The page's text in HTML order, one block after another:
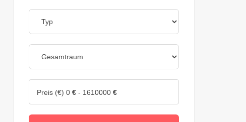
Preis (€) 0 € - 1610000 €